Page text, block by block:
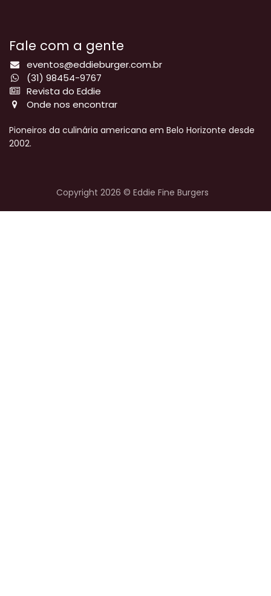
Fale com a gente
eventos@eddieburger.com.br
(31) 98454-9767
Revista do Eddie
Onde nos encontrar
Pioneiros da culinária americana em Belo Horizonte desde
2002.
Copyright 2026 © Eddie Fine Burgers